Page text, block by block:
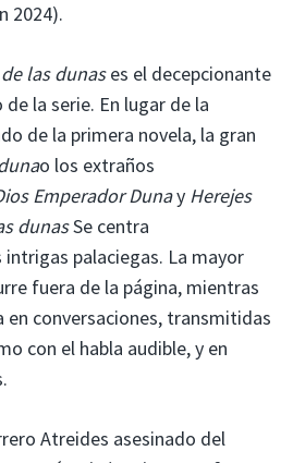
2024).
las dunases el decepcionante
la serie. En lugar de la
de la primera novela, la gran
o los extraños
Emperador Dunay Herejes
dunasSe centra
palaciegas. La mayor
fuera de la página, mientras
en conversaciones, transmitidas
con el habla audible, y en
Atreides asesinado del